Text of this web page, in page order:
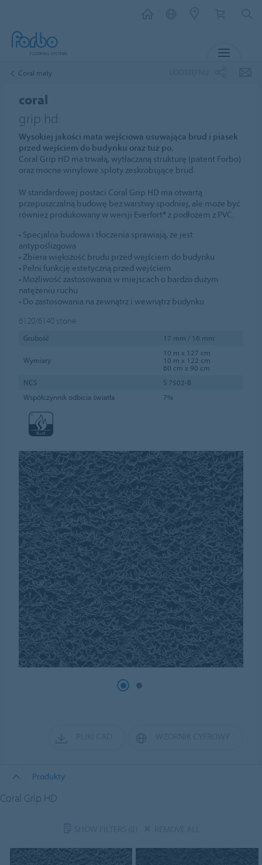
Coral maty
coral
grip hd
Wysokiej jakości mata wejściowa usuwająca brud i piasek
przed wejściem do budynku oraz tuż po.
Coral Grip HD ma trwałą, wytłaczaną strukturę (patent Forbo)
oraz mocne winylowe sploty zeskrobujące brud.
W standardowej postaci Coral Grip HD ma otwartą
przepuszczalną budowę bez warstwy spodniej, ale może być
również produkowany w wersji Everfort® z podłożem z PVC.
• Specjalna budowa i tłoczenia sprawiają, że jest
antypoślizgowa
• Zbiera większość brudu przed wejściem do budynku
• Pełni funkcję estetyczną przed wejściem
• Możliwość zastosowania w miejscach o bardzo dużym
natężeniu ruchu
• Do zastosowania na zewnątrz i wewnątrz budynku
6120/6140 stone
Grubość 17 mm / 16 mm
Wymiary
10 m x 127 cm
10 m x 122 cm
60 cm x 90 cm
NCS
S 7502-B
Współczynnik odbicia światła
7%
Produkty
Coral Grip HD